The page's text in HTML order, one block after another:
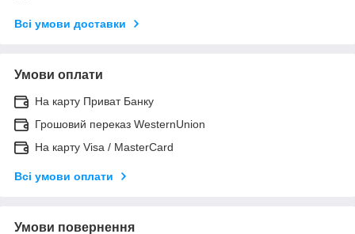
Всі умови доставки
Умови оплати
На карту Приват Банку
Грошовий переказ WesternUnion
На карту Visa / MasterCard
Всі умови оплати
Умови повернення